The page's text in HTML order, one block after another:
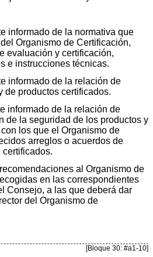
informado de la normativa que
Organismo de Certificación,
evaluación y certificación,
e instrucciones técnicas.
informado de la relación de
de productos certificados.
informado de la relación de
de la seguridad de los productos y
los que el Organismo de
arreglos o acuerdos de
certificados.
al Organismo de
en las correspondientes
Consejo, a las que deberá dar
del Organismo de
[Bloque 30: #a1-10]